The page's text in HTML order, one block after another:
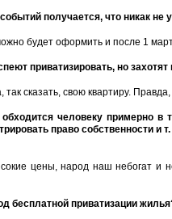
получается, что никак не
будет оформить и после 1
приватизировать, но
сказать, свою квартиру.
человеку примерно
право собственности
цены, народ наш небогат и
бесплатной приватизации